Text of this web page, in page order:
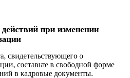
при изменении
свидетельствующего о
составьте в свободной форме
в кадровые документы.